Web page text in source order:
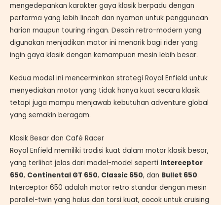
mengedepankan karakter gaya klasik berpadu dengan
performa yang lebih lincah dan nyaman untuk penggunaan
harian maupun touring ringan. Desain retro-modern yang
digunakan menjadikan motor ini menarik bagi rider yang
ingin gaya klasik dengan kemampuan mesin lebih besar.
Kedua model ini mencerminkan strategi Royal Enfield untuk
menyediakan motor yang tidak hanya kuat secara klasik
tetapi juga mampu menjawab kebutuhan adventure global
yang semakin beragam.
Klasik Besar dan Café Racer
Royal Enfield memiliki tradisi kuat dalam motor klasik besar,
yang terlihat jelas dari model-model seperti Interceptor
650, Continental GT 650, Classic 650, dan Bullet 650.
Interceptor 650 adalah motor retro standar dengan mesin
parallel-twin yang halus dan torsi kuat, cocok untuk cruising